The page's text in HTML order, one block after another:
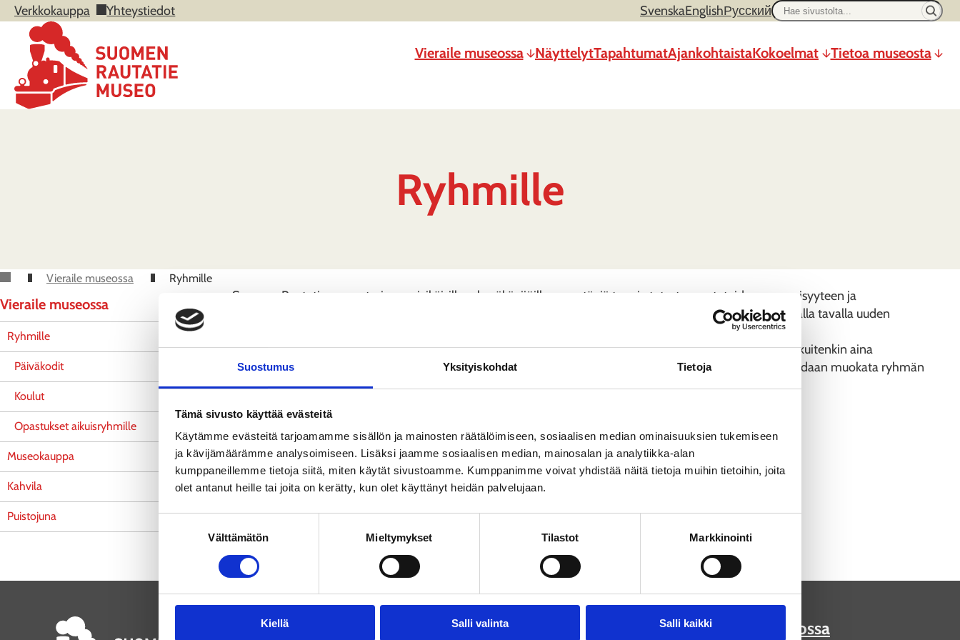
Suostumus Yksityiskohdat Tietoja
Tämä sivusto käyttää evästeitä
Käytämme evästeitä tarjoamamme sisällön ja mainosten räätälöimiseen, sosiaalisen median ominaisuuksien tukemiseen
ja kävijämäärämme analysoimiseen. Lisäksi jaamme sosiaalisen median, mainosalan ja analytiikka-alan
kumppaneillemme tietoja siitä, miten käytät sivustoamme. Kumppanimme voivat yhdistää näitä tietoja muihin tietoihin, joita
olet antanut heille tai joita on kerätty, kun olet käyttänyt heidän palvelujaan.
Välttämätön Mieltymykset Tilastot Markkinointi
Kiellä Salli valinta Salli kaikki
Verkkokauppa Yhteystiedot SvenskaEnglishРусскийHae
sivustolta
Vieraile museossa NäyttelytTapahtumatAjankohtaistaKokoelmat Tietoa museosta
Ryhmille
Vieraile museossa Ryhmille
Vieraile museossa
Ryhmille
Päiväkodit
Koulut
Opastukset aikuisryhmille
Museokauppa
Kahvila
Puistojuna
Suomen Rautatiemuseo tarjoaa eri-ikäisille ryhmäkävijöille syventäviä tapoja tutustua rautateiden menneisyyteen ja
nykypäivään. Erilaiset opastukset, museokierrokset ja tehtäväpaketit virittävät aiheeseen ja tukevat antoisalla tavalla uuden
Ryhmä voi tutustua museoon myös omatoimisesti ilman oppaan palveluja. Ryhmän käynnistä kannattaa kuitenkin aina
etukäteen ilmoittaa ja sopia päällekkäisyyksien välttämiseksi. Tarvittaessa opastusta tai museokierrosta voidaan muokata ryhmän
tarpeet huomioiden.
Palvelut päiväkotiryhmille Palvelut kouluille Palvelut aikuisryhmille
Aukioloajat Liput Vieraile museossa